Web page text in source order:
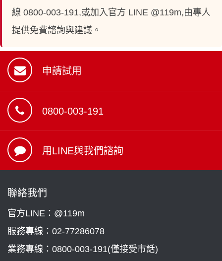
線 0800-003-191,或加入官方 LINE @119m,由專人
提供免費諮詢與建議。
申請試用
0800-003-191
用LINE與我們諮詢
聯絡我們
官方LINE：@119m
服務專線： 02-77286078
業務專線： 0800-003-191(僅接受市話)